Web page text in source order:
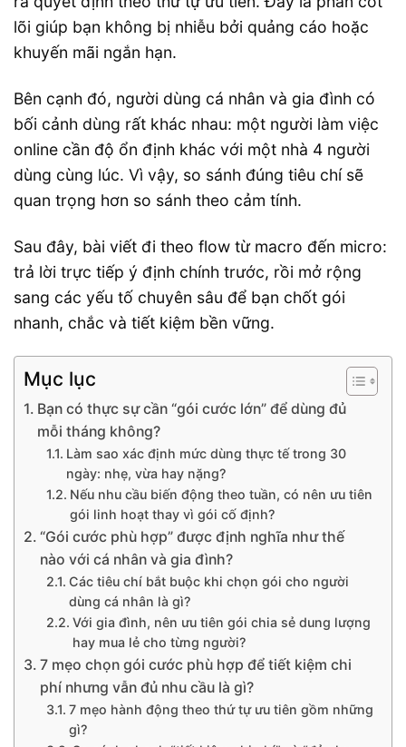
lõi giúp bạn không bị nhiễu bởi quảng cáo hoặc
khuyến mãi ngắn hạn.
Bên cạnh đó, người dùng cá nhân và gia đình có
bối cảnh dùng rất khác nhau: một người làm việc
online cần độ ổn định khác với một nhà 4 người
dùng cùng lúc. Vì vậy, so sánh đúng tiêu chí sẽ
quan trọng hơn so sánh theo cảm tính.
Sau đây, bài viết đi theo flow từ macro đến micro:
trả lời trực tiếp ý định chính trước, rồi mở rộng
sang các yếu tố chuyên sâu để bạn chốt gói
nhanh, chắc và tiết kiệm bền vững.
Mục lục
Bạn có thực sự cần “gói cước lớn” để dùng đủ
mỗi tháng không?
Làm sao xác định mức dùng thực tế trong 30
ngày: nhẹ, vừa hay nặng?
Nếu nhu cầu biến động theo tuần, có nên ưu tiên
gói linh hoạt thay vì gói cố định?
“Gói cước phù hợp” được định nghĩa như thế
nào với cá nhân và gia đình?
Các tiêu chí bắt buộc khi chọn gói cho người
dùng cá nhân là gì?
Với gia đình, nên ưu tiên gói chia sẻ dung lượng
hay mua lẻ cho từng người?
7 mẹo chọn gói cước phù hợp để tiết kiệm chi
phí nhưng vẫn đủ nhu cầu là gì?
7 mẹo hành động theo thứ tự ưu tiên gồm những
gì?